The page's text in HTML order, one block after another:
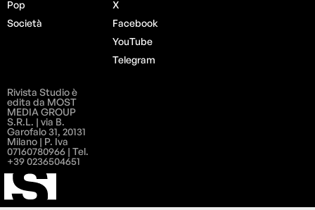
Pop
Società
X
Facebook
YouTube
Telegram
Rivista Studio è
edita da MOST
MEDIA GROUP
S.R.L. | via B.
Garofalo 31, 20131
Milano | P. Iva
07160780966 | Tel.
+39 0236504651